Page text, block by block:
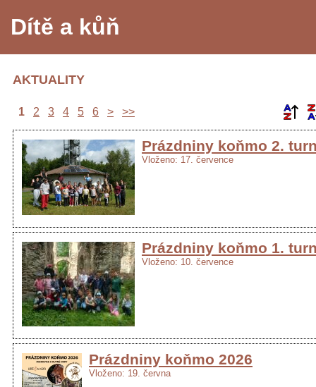
Dítě a kůň
AKTUALITY
1 2 3 4 5 6 > >>
Prázdniny koňmo 2.
Vloženo: 17. července
Prázdniny koňmo 1.
Vloženo: 10. července
Prázdniny koňmo 2026
Vloženo: 19. června